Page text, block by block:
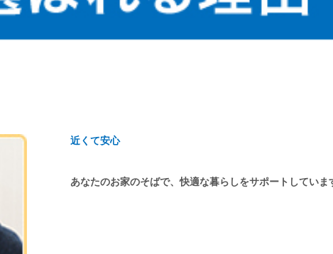
近くて安心
あなたのお家のそばで、快適な暮らしをサポートしていま